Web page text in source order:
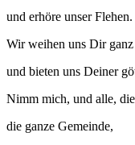
und erhöre unser Flehen.
Wir weihen uns Dir ganz
und bieten uns Deiner
Nimm mich, und alle,
die ganze Gemeinde,